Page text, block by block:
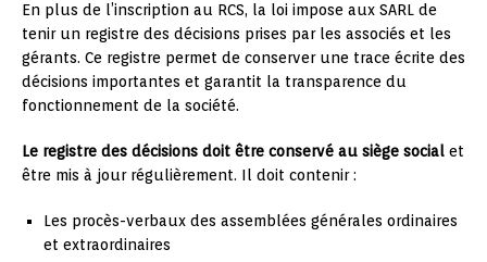
En plus de l’inscription au RCS, la loi impose aux SARL de
tenir un registre des décisions prises par les associés et les
gérants. Ce registre permet de conserver une trace écrite des
décisions importantes et garantit la transparence du
fonctionnement de la société.
Le registre des décisions doit être conservé au siège social et
être mis à jour régulièrement. Il doit contenir :
Les procès-verbaux des assemblées générales ordinaires
et extraordinaires